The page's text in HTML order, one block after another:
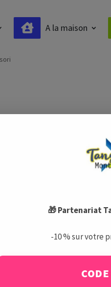
A la maison
🎁 Partenariat
-10 % sur votre